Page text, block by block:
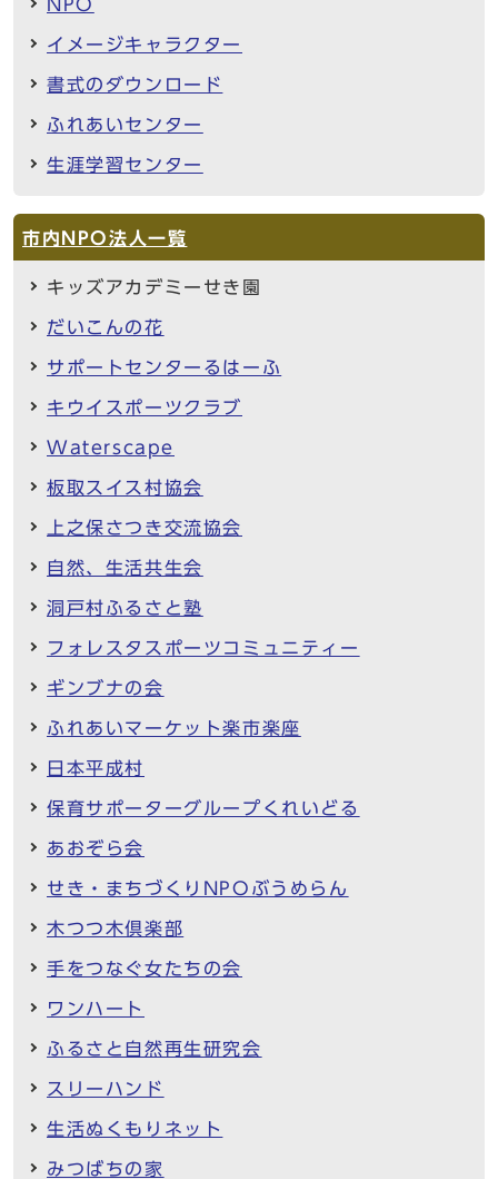
NPO
イメージキャラクター
書式のダウンロード
ふれあいセンター
生涯学習センター
市内NPO法人一覧
キッズアカデミーせき園
だいこんの花
サポートセンターるはーふ
キウイスポーツクラブ
Waterscape
板取スイス村協会
上之保さつき交流協会
自然、生活共生会
洞戸村ふるさと塾
フォレスタスポーツコミュニティー
ギンブナの会
ふれあいマーケット楽市楽座
日本平成村
保育サポーターグループくれいどる
あおぞら会
せき・まちづくりNPOぶうめらん
木つつ木倶楽部
手をつなぐ女たちの会
ワンハート
ふるさと自然再生研究会
スリーハンド
生活ぬくもりネット
みつばちの家